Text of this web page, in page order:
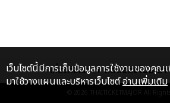
เกี่ยวกับเรา ติดต่อลงโฆษณา
© 2026 THAITICKETMAJOR All
เว็บไซต์นี้มีการเก็บข้อมูลการใช้งานของคุณ
มาใช้วางแผนและบริหารเว็บไซต์อ่านเพิ่มเติม